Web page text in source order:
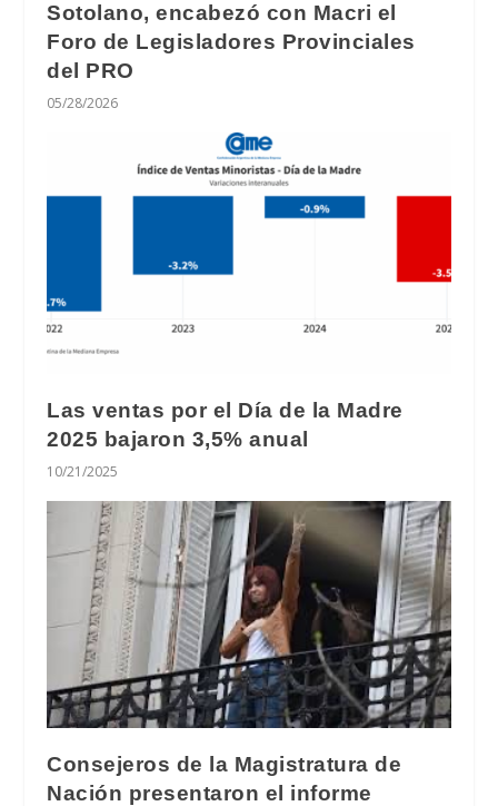
Sotolano, encabezó con Macri el
Foro de Legisladores Provinciales
del PRO
05/28/2026
Las ventas por el Día de la Madre
2025 bajaron 3,5% anual
10/21/2025
Consejeros de la Magistratura de
Nación presentaron el informe